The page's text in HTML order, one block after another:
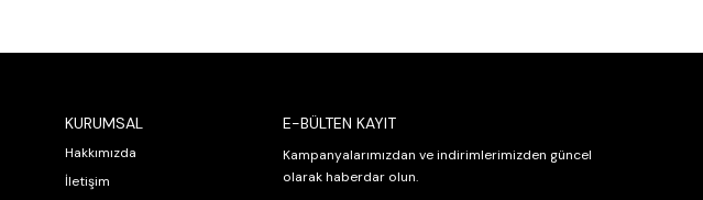
KURUMSAL
Hakkımızda
İletişim
E-BÜLTEN KAYIT
Kampanyalarımızdan ve indirimlerimizden güncel
olarak haberdar olun.